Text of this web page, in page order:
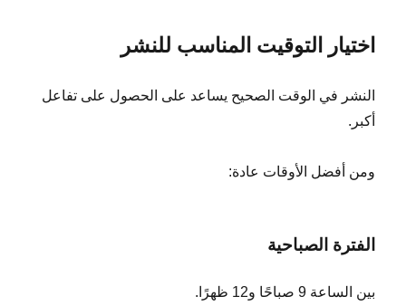
اختيار التوقيت المناسب للنشر
النشر في الوقت الصحيح يساعد على الحصول على تفاعل
أكبر.
ومن أفضل الأوقات عادة:
الفترة الصباحية
بين الساعة 9 صباحًا و12 ظهرًا.